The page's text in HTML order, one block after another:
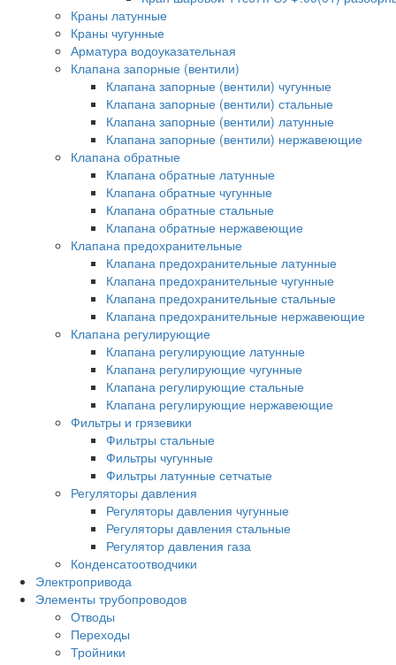
Краны латунные
Краны чугунные
Арматура водоуказательная
Клапана запорные (вентили)
Клапана запорные (вентили) чугунные
Клапана запорные (вентили) стальные
Клапана запорные (вентили) латунные
Клапана запорные (вентили) нержавеющие
Клапана обратные
Клапана обратные латунные
Клапана обратные чугунные
Клапана обратные стальные
Клапана обратные нержавеющие
Клапана предохранительные
Клапана предохранительные латунные
Клапана предохранительные чугунные
Клапана предохранительные стальные
Клапана предохранительные нержавеющие
Клапана регулирующие
Клапана регулирующие латунные
Клапана регулирующие чугунные
Клапана регулирующие стальные
Клапана регулирующие нержавеющие
Фильтры и грязевики
Фильтры стальные
Фильтры чугунные
Фильтры латунные сетчатые
Регуляторы давления
Регуляторы давления чугунные
Регуляторы давления стальные
Регулятор давления газа
Конденсатоотводчики
Электропривода
Элементы трубопроводов
Отводы
Переходы
Тройники